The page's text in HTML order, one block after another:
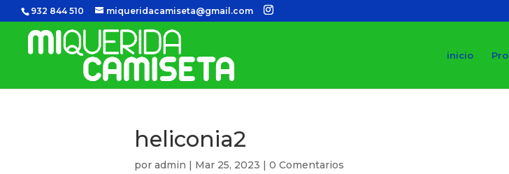
932 844 510 miqueridacamiseta@gmail.com
inicio
heliconia2
por admin | Mar 25, 2023 | 0 Comentarios